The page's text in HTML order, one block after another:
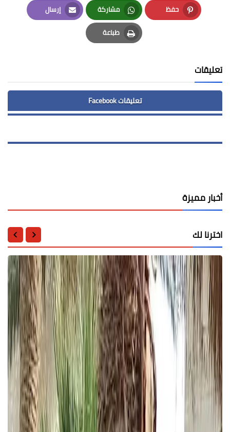
حفظ
Pinterest
مشاركة
Whatsapp
إرسال
Email
طباعة
Print
تعليقات
تعليقات Facebook
أخبار مميزة
اخترنا لك